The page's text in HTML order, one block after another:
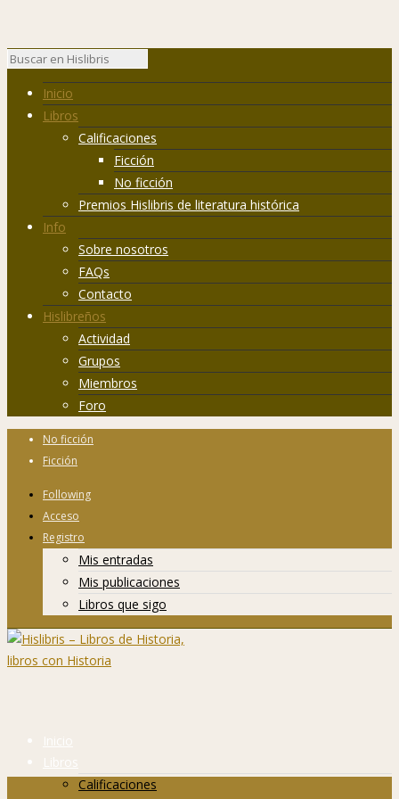
Inicio
Libros
Calificaciones
Ficción
No ficción
Premios Hislibris de literatura histórica
Info
Sobre nosotros
FAQs
Contacto
Hislibreños
Actividad
Grupos
Miembros
Foro
No ficción
Ficción
Following
Acceso
Registro
Mis entradas
Mis publicaciones
Libros que sigo
Inicio
Libros
Calificaciones